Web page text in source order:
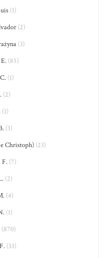
(1)
(2)
(3)
(85)
(1)
(2)
(1)
(3)
Christoph) (23)
F.(7)
(2)
(4)
(1)
(870)
(33)